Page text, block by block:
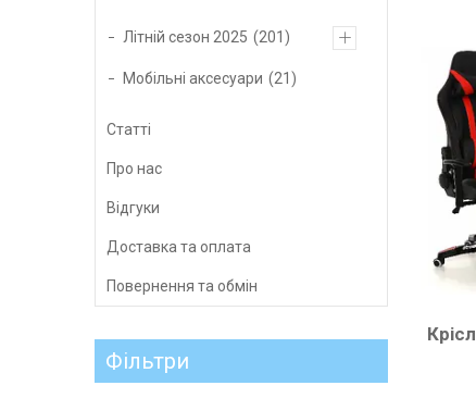
Літній сезон 2025 201
Мобільні аксесуари 21
Статті
Про нас
Відгуки
Доставка та оплата
Повернення та обмін
Фільтри